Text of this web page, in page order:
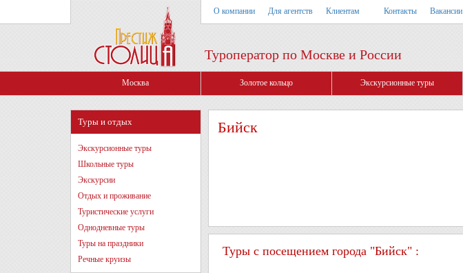
О компании Для агентств Клиентам Контакты Вакансии
Туроператор по Москве и России
Москва Золотое кольцо Экскурсионные туры
Туры и отдых
Экскурсионные туры
Школьные туры
Экскурсии
Отдых и проживание
Туристические услуги
Однодневные туры
Туры на праздники
Речные круизы
Бийск
Туры с посещением города "Бийск" :